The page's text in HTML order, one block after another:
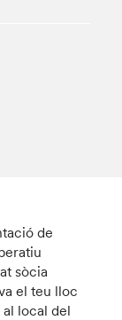
de
sòcia
el teu lloc
local del